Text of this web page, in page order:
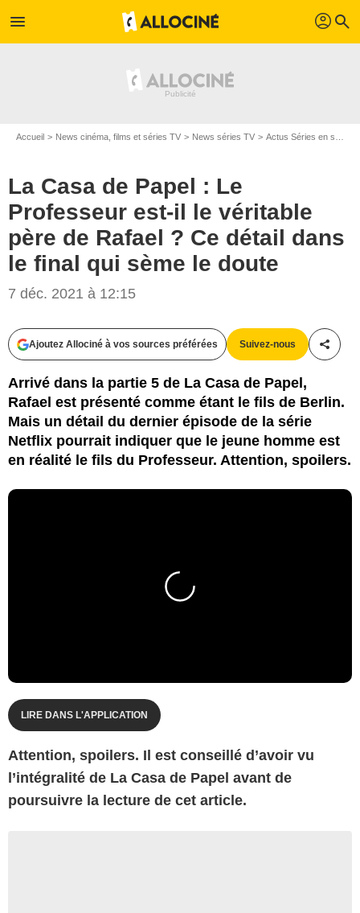
menu profil search
Accueil News cinéma, films et séries TV News séries TV Actus Séries en streaming
La Casa de Papel : Le
Professeur est-il le véritable
père de Rafael ? Ce détail dans
le final qui sème le doute
7 déc. 2021 à 12:15
Ajoutez Allociné à vos sources préférées Suivez-nous
Arrivé dans la partie 5 de La Casa de Papel,
Rafael est présenté comme étant le fils de Berlin.
Mais un détail du dernier épisode de la série
Netflix pourrait indiquer que le jeune homme est
en réalité le fils du Professeur. Attention, spoilers.
LIRE DANS L'APPLICATION
Attention, spoilers. Il est conseillé d’avoir vu
l’intégralité de La Casa de Papel avant de
poursuivre la lecture de cet article.